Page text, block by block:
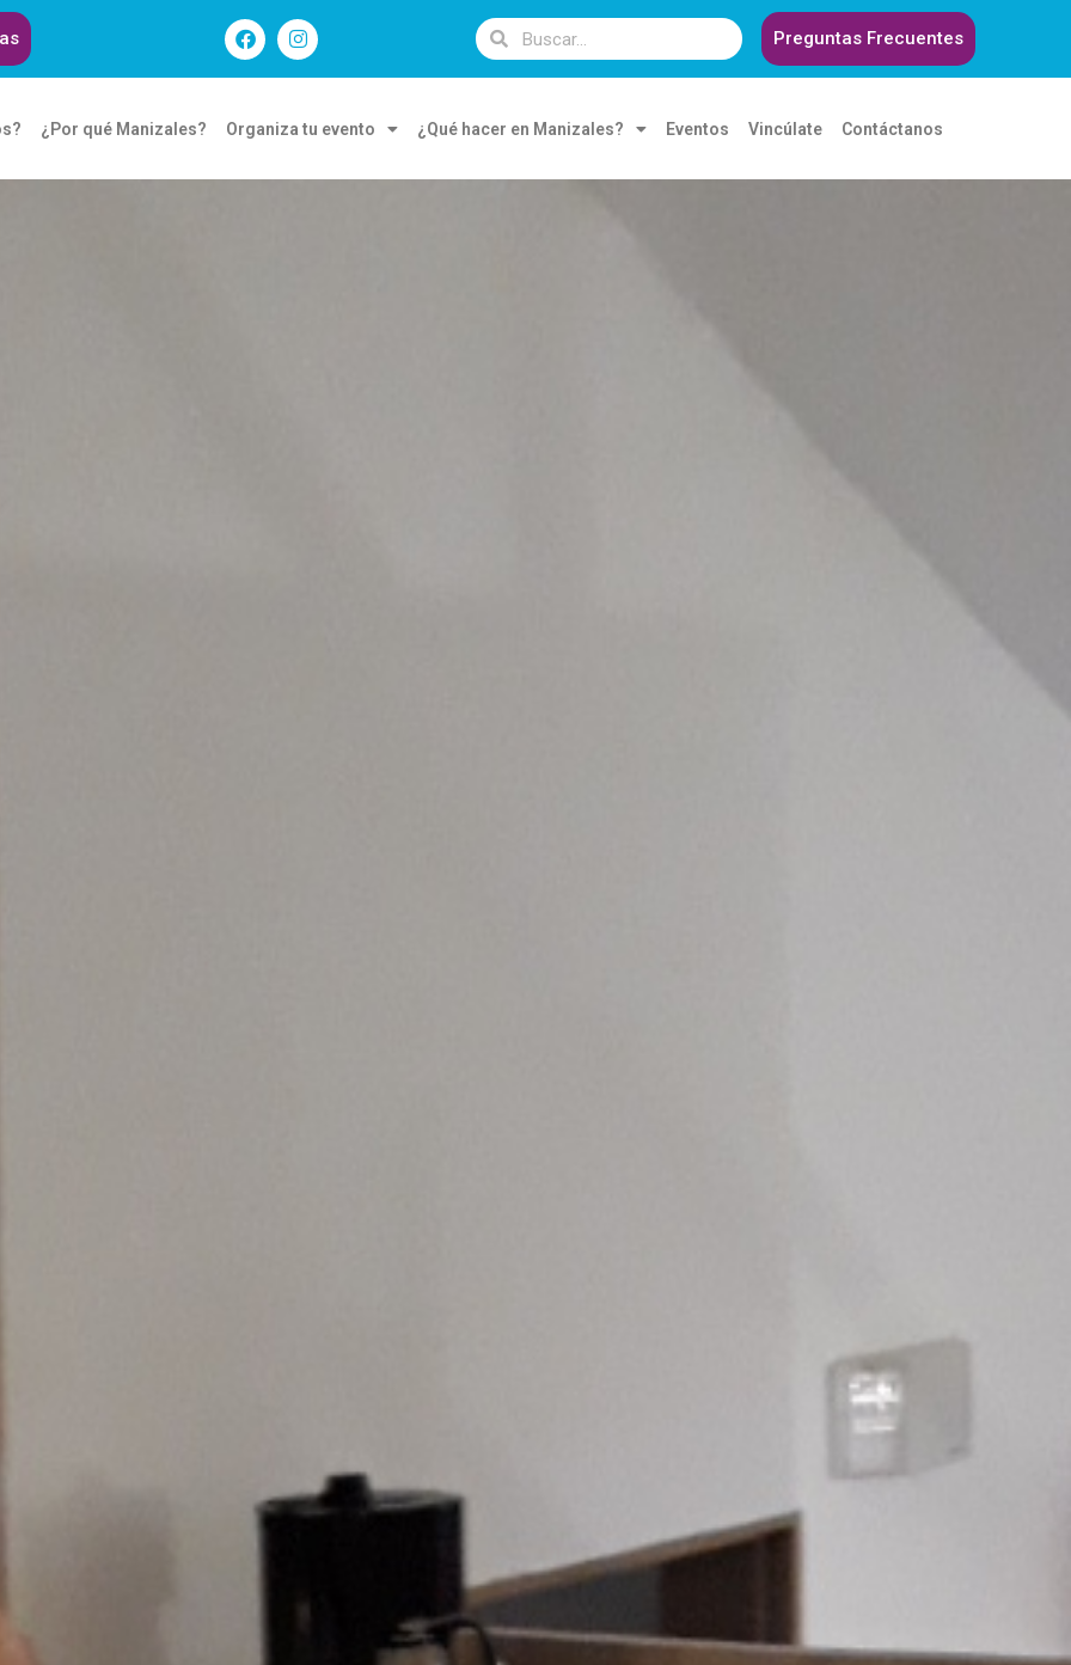
Preguntas Frecuentes
¿Por qué Manizales? Organiza tu evento ¿Qué hacer en Manizales? Eventos Vincúlate Contáctanos